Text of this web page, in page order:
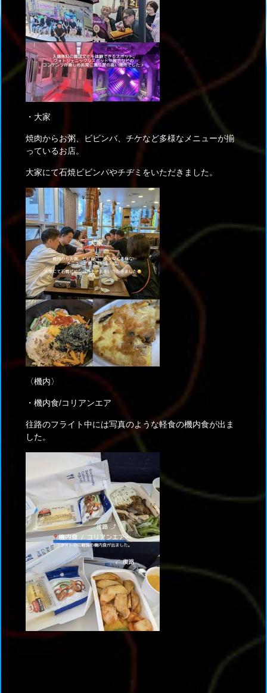
・大家
焼肉からお粥、ビビンバ、チケなど多様なメニューが揃
っているお店。
大家にて石焼ビビンパやチヂミをいただきました。
〈機内〉
・機内食/コリアンエア
往路のフライト中には写真のような軽食の機内食が出ま
した。